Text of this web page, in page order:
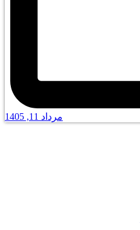
مرداد 11, 1405